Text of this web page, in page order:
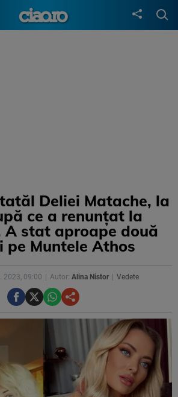
Deliei Matache, la
ce a renunțat la
A stat aproape două
pe Muntele Athos
2023, 09:00 Autor: Alina Nistor Vedete